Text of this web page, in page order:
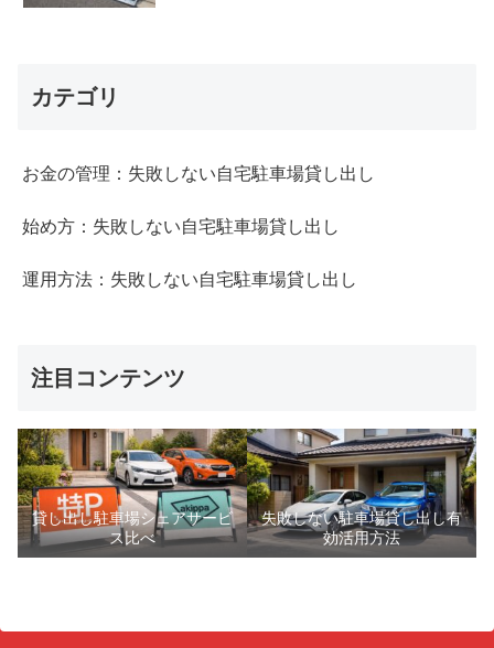
カテゴリ
お金の管理：失敗しない自宅駐車場貸し出し
始め方：失敗しない自宅駐車場貸し出し
運用方法：失敗しない自宅駐車場貸し出し
注目コンテンツ
貸し出し駐車場シェアサービ
ス比べ
失敗しない駐車場貸し出し有
効活用方法